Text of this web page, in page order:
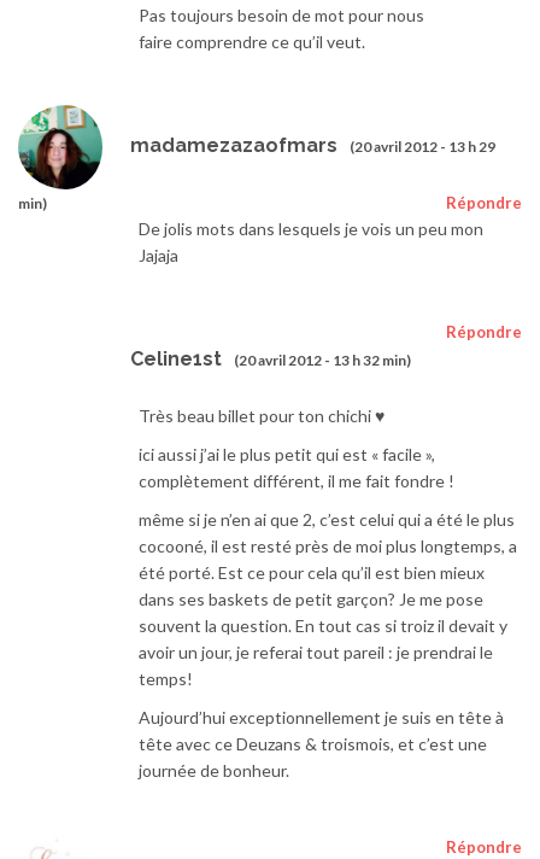
Pas toujours besoin de mot pour nous
faire comprendre ce qu’il veut.
madamezazaofmars (20 avril 2012 - 13 h 29
min) Répondre
De jolis mots dans lesquels je vois un peu mon
Jajaja
Celine1st (20 avril 2012 - 13 h 32 min)
Répondre
Très beau billet pour ton chichi ♥
ici aussi j’ai le plus petit qui est « facile »,
complètement différent, il me fait fondre !
même si je n’en ai que 2, c’est celui qui a été le plus
cocooné, il est resté près de moi plus longtemps, a
été porté. Est ce pour cela qu’il est bien mieux
dans ses baskets de petit garçon? Je me pose
souvent la question. En tout cas si troiz il devait y
avoir un jour, je referai tout pareil : je prendrai le
temps!
Aujourd’hui exceptionnellement je suis en tête à
tête avec ce Deuzans & troismois, et c’est une
journée de bonheur.
Répondre